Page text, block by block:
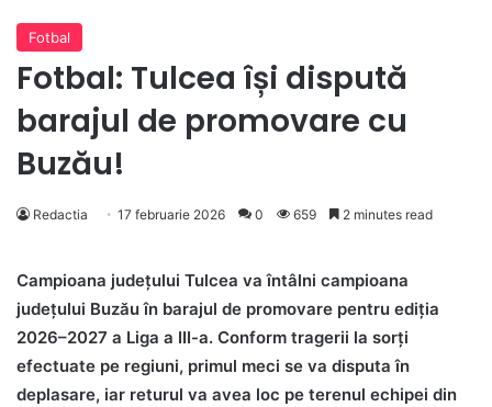
Fotbal
Fotbal: Tulcea își dispută
barajul de promovare cu
Buzău!
Redactia 17 februarie 2026 0 659 2 minutes read
Campioana județului Tulcea va întâlni campioana
județului Buzău în barajul de promovare pentru ediția
2026–2027 a Liga a III-a. Conform tragerii la sorți
efectuate pe regiuni, primul meci se va disputa în
deplasare, iar returul va avea loc pe terenul echipei din